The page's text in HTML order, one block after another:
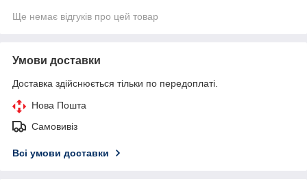
Ще немає відгуків про цей товар
Умови доставки
Доставка здійснюється тільки по передоплаті.
Нова Пошта
Самовивіз
Всі умови доставки